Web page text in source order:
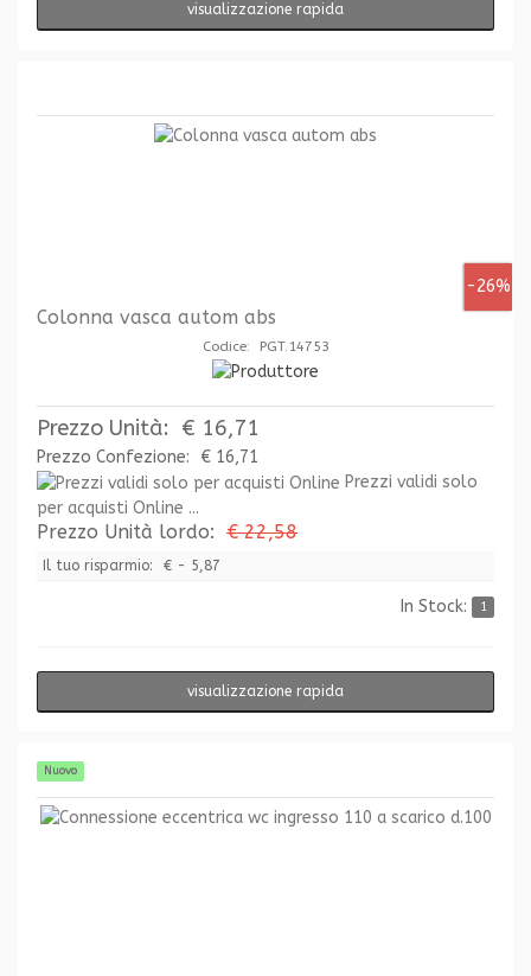
visualizzazione rapida
-26%
Colonna vasca autom abs
Codice: PGT.14753
Prezzo Unità: € 16,71
Prezzo Confezione:
€ 16,71
Prezzi validi solo
per acquisti Online ...
Prezzo Unità lordo: € 22,58
Il tuo risparmio: € - 5,87
In Stock: 1
visualizzazione rapida
Nuovo